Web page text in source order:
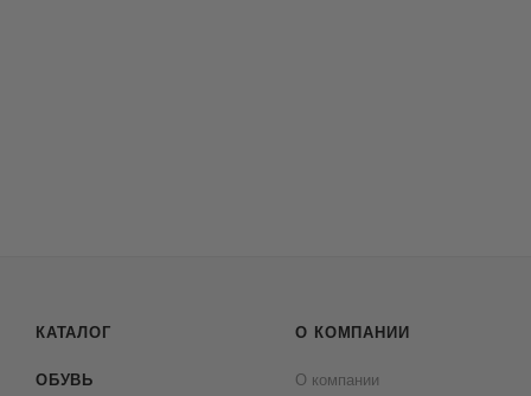
КАТАЛОГ
ОБУВЬ
О КОМПАНИИ
О компании